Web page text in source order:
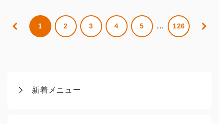
新着メニュー
1 2 3 4 5 … 126